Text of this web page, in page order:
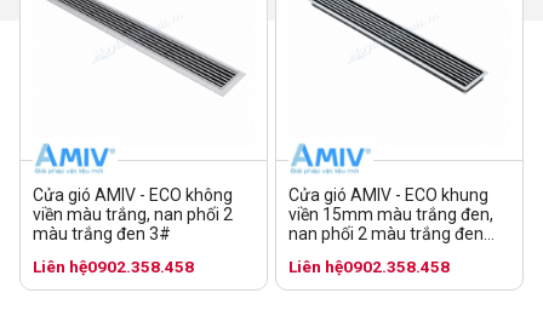
Cửa gió AMIV - ECO không
viền màu trắng, nan phối 2
màu trắng đen 3#
Liên hệ0902.358.458
Cửa gió AMIV - ECO khung
viền 15mm màu trắng đen,
nan phối 2 màu trắng đen
Liên hệ0902.358.458